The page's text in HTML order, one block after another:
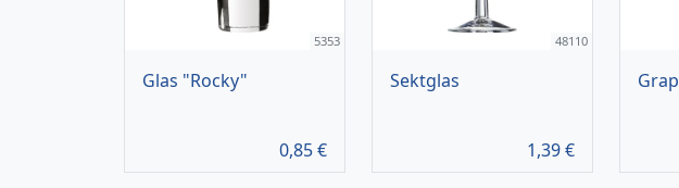
5353
Glas "Rocky"
0,85€
48110
Sektglas
1,39€